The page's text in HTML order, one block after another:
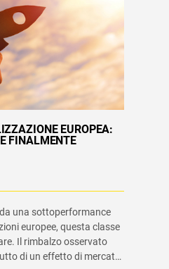
EUROPEA:
FINALMENTE
una sottoperformance
europee, questa classe
Il rimbalzo osservato
di un effetto di mercato: